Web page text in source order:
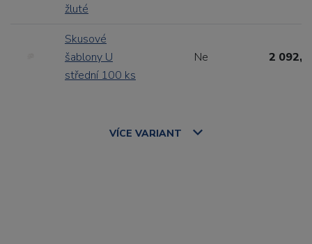
žluté
Skusové
šablony U
střední 100 ks
Ne 2
VÍCE VARIANT